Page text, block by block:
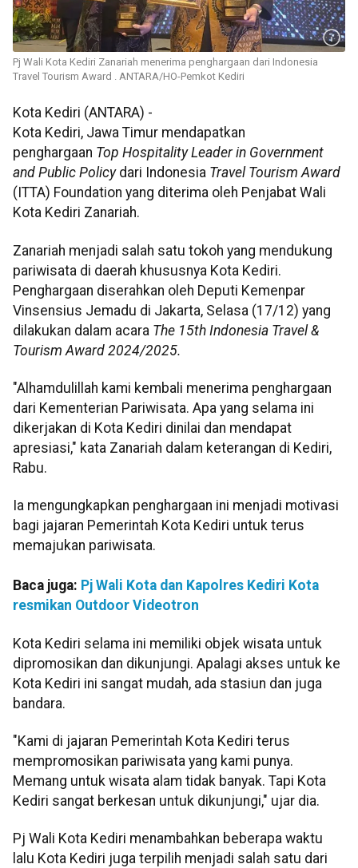
Pj Wali Kota Kediri Zanariah menerima penghargaan dari Indonesia
Travel Tourism Award . ANTARA/HO-Pemkot Kediri
Kota Kediri (ANTARA) -
Kota Kediri, Jawa Timur mendapatkan
penghargaan Top Hospitality Leader in Government
and Public Policy dari Indonesia Travel Tourism Award
(ITTA) Foundation yang diterima oleh Penjabat Wali
Kota Kediri Zanariah.
Zanariah menjadi salah satu tokoh yang mendukung
pariwisata di daerah khususnya Kota Kediri.
Penghargaan diserahkan oleh Deputi Kemenpar
Vinsensius Jemadu di Jakarta, Selasa (17/12) yang
dilakukan dalam acara The 15th Indonesia Travel &
Tourism Award 2024/2025.
"Alhamdulillah kami kembali menerima penghargaan
dari Kementerian Pariwisata. Apa yang selama ini
dikerjakan di Kota Kediri dinilai dan mendapat
apresiasi," kata Zanariah dalam keterangan di Kediri,
Rabu.
Ia mengungkapkan penghargaan ini menjadi motivasi
bagi jajaran Pemerintah Kota Kediri untuk terus
memajukan pariwisata.
Baca juga: Pj Wali Kota dan Kapolres Kediri Kota
resmikan Outdoor Videotron
Kota Kediri selama ini memiliki objek wisata untuk
dipromosikan dan dikunjungi. Apalagi akses untuk ke
Kota Kediri ini sangat mudah, ada stasiun dan juga
bandara.
"Kami di jajaran Pemerintah Kota Kediri terus
mempromosikan pariwisata yang kami punya.
Memang untuk wisata alam tidak banyak. Tapi Kota
Kediri sangat berkesan untuk dikunjungi," ujar dia.
Pj Wali Kota Kediri menambahkan beberapa waktu
lalu Kota Kediri juga terpilih menjadi salah satu dari